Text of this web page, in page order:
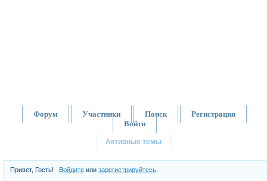
Форум Участники Поиск
Регистрация
Войти
Активные темы
Привет, Гость! Войдитеили зарегистрируйтесь.